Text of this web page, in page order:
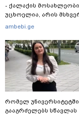
- ქალაქის
უცხოელია, არის
ბოლო ცნობები
გასვლის ეშინიათ
ambebi.ge
რომელ უნივერსიტეტში
გააგრძელებს სწავლას